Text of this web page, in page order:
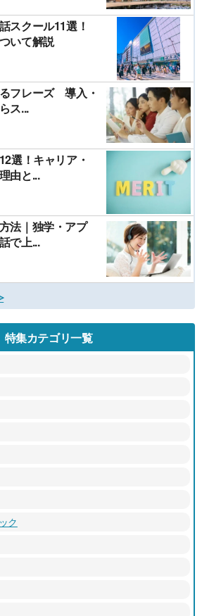
スクール11選！
いて解説
フレーズ 導入・
ス...
選！キャリア・
由と...
法｜独学・アプ
で上...
特集カテゴリ一覧
ク